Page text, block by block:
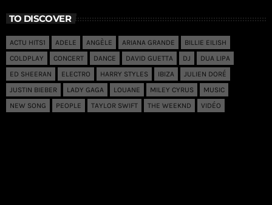
TO DISCOVER
ACTU HITS1 ADELE ANGÈLE ARIANA GRANDE
BILLIE EILISH
COLDPLAY
CONCERT DANCE DAVID GUETTA DJ
DUA LIPA
ED SHEERAN
ELECTRO HARRY STYLES IBIZA
JULIEN DORÉ
JUSTIN BIEBER
LADY GAGA LOUANE MILEY CYRUS
MUSIC
NEW SONG
PEOPLE TAYLOR SWIFT THE WEEKND VIDÉO